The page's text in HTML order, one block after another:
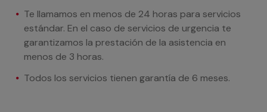
Te llamamos en menos de 24 horas para servicios
estándar. En el caso de servicios de urgencia te
garantizamos la prestación de la asistencia en
menos de 3 horas.
Todos los servicios tienen garantía de 6 meses.